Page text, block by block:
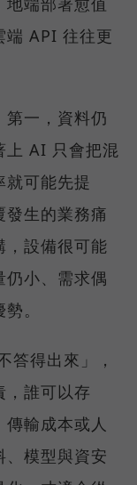
端 API 往往更
一，資料仍
上 AI 只會把混
就可能先提
發生的業務痛
，設備很可能
仍小、需求偶
。
答得出來」，
，誰可以存
輸成本或人
、模型與資安